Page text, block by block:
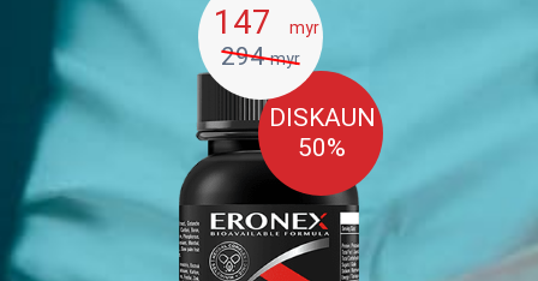
147 myr
294 myr
DISKAUN
50%